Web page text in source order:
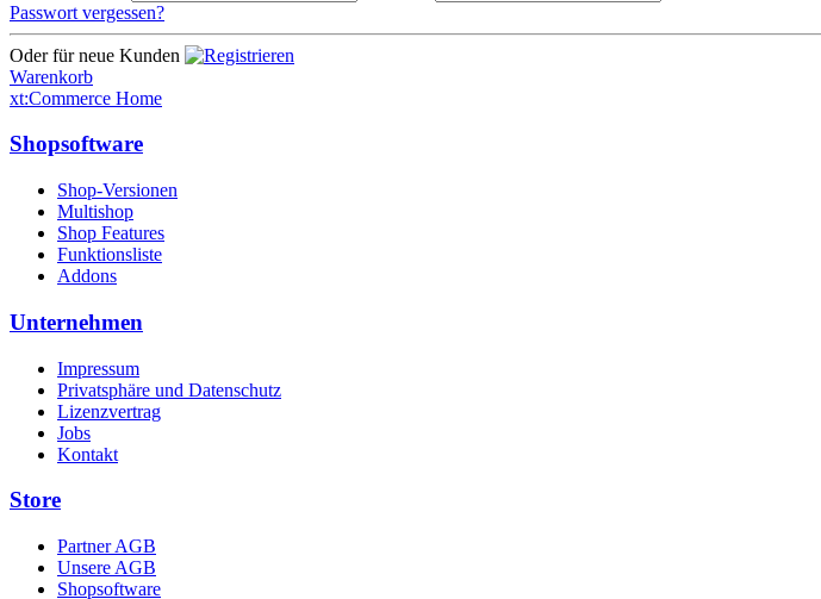
Passwort vergessen?
Oder für neue Kunden
Warenkorb
xt:Commerce Home
Shopsoftware
Shop-Versionen
Multishop
Shop Features
Funktionsliste
Addons
Unternehmen
Impressum
Privatsphäre und Datenschutz
Lizenzvertrag
Jobs
Kontakt
Store
Partner AGB
Unsere AGB
Shopsoftware